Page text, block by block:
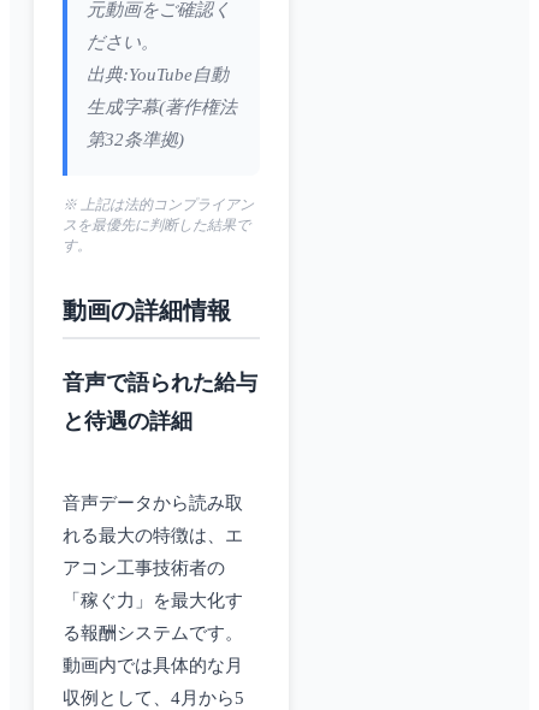
元動画をご確認く
ださい。
出典:YouTube自動
生成字幕(著作権法
第32条準拠)
※ 上記は法的コンプライアン
スを最優先に判断した結果で
す。
動画の詳細情報
音声で語られた給与
と待遇の詳細
音声データから読み取
れる最大の特徴は、エ
アコン工事技術者の
「稼ぐ力」を最大化す
る報酬システムです。
動画内では具体的な月
収例として、4月から5